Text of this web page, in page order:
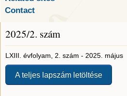
Contact
2025/2. szám
LXIII. évfolyam, 2. szám - 2025. május
A teljes lapszám letöltése